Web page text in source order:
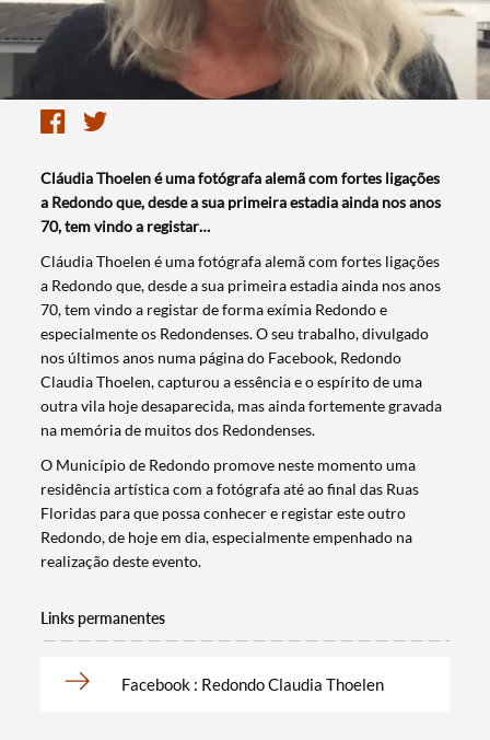
Cláudia Thoelen é uma fotógrafa alemã com fortes ligações
a Redondo que, desde a sua primeira estadia ainda nos anos
70, tem vindo a registar…
​Cláudia Thoelen é uma fotógrafa alemã com fortes ligações
a Redondo que, desde a sua primeira estadia ainda nos anos
70, tem vindo a registar de forma exímia Redondo e
especialmente os Redondenses. O seu trabalho, divulgado
nos últimos anos numa página do Facebook, Redondo
Claudia Thoelen, capturou a essência e o espírito de uma
outra vila hoje desaparecida, mas ainda fortemente gravada
na memória de muitos dos Redondenses.
O Município de Redondo promove neste momento uma
residência artística com a fotógrafa até ao final das Ruas
Floridas para que possa conhecer e registar este outro
Redondo, de hoje em dia, especialmente empenhado na
realização deste evento.
Links permanentes
Facebook : Redondo Claudia Thoelen